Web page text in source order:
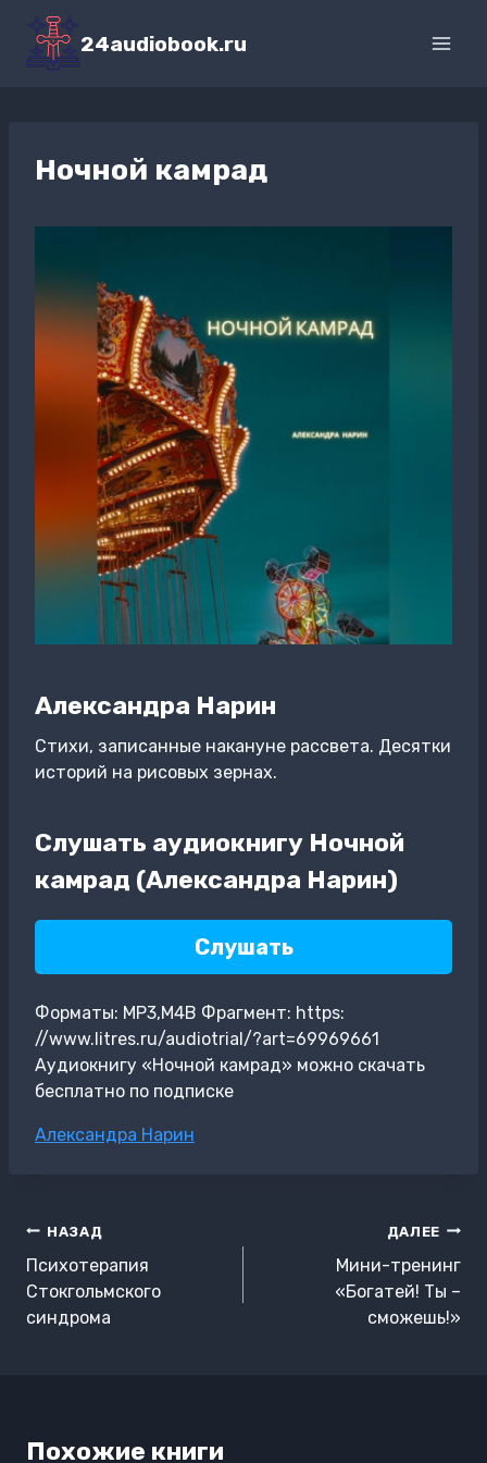
Перейти
содержимому
24audiobook.ru
Ночной камрад
Александра Нарин
Стихи, записанные накануне рассвета. Десятки
историй на рисовых зернах.
Слушать аудиокнигу Ночной
камрад (Александра Нарин)
Слушать
Форматы: MP3,M4B Фрагмент: https:
//www.litres.ru/audiotrial/?art=69969661
Аудиокнигу «Ночной камрад» можно скачать
бесплатно по подписке
Метки
Александра Нарин
Навигация
по
записям
НАЗАД
Психотерапия
Стокгольмского
синдрома
ДАЛЕЕ
Мини-тренинг
«Богатей! Ты –
сможешь!»
Похожие книги